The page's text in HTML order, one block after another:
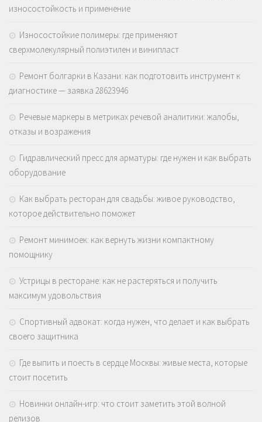
износостойкость и применение
Износостойкие полимеры: где применяют
сверхмолекулярный полиэтилен и винипласт
Ремонт болгарки в Казани: как подготовить инструмент к
диагностике — заявка 28623946
Речевые маркеры в метриках речевой аналитики: жалобы,
отказы и возражения
Гидравлический пресс для арматуры: где нужен и как выбрать
оборудование
Как выбрать ресторан для свадьбы: живое руководство,
которое действительно поможет
Ремонт минимоек: как вернуть жизни компактному
помощнику
Устрицы в ресторане: как не растеряться и получить
максимум удовольствия
Спортивный адвокат: когда нужен, что делает и как выбрать
своего защитника
Где выпить и поесть в сердце Москвы: живые места, которые
стоит посетить
Новинки онлайн-игр: что стоит заметить этой волной
релизов